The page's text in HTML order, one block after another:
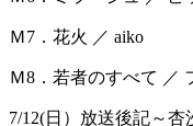
Ｍ7．花火 ／ aiko
Ｍ8．若者のすべて ／
7/12(日）放送後記～杏